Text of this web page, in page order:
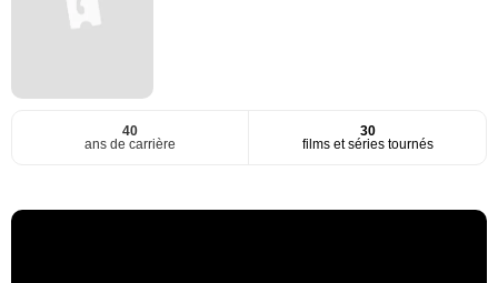
40
ans de carrière
30
films et séries tournés